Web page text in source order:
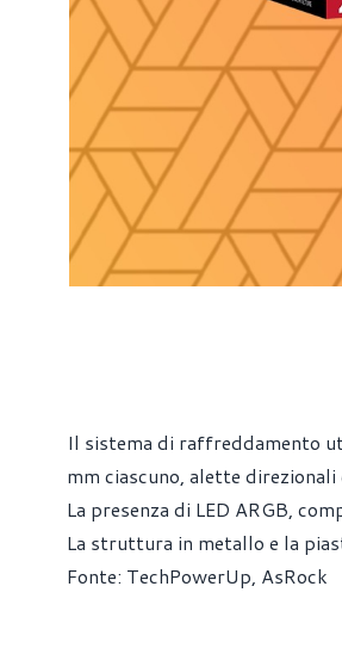
Il sistema di raffreddamento
mm ciascuno, alette
La presenza di LED ARGB,
La struttura in metallo e la
Fonte: TechPowerUp, AsRock